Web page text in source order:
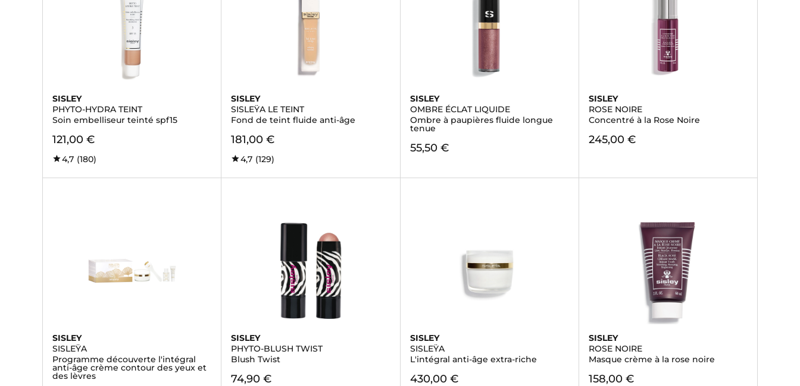
SISLEY
PHYTO-HYDRA TEINT
Soin embelliseur teinté spf15
121,00 €
4,7 (180)
SISLEY
SISLEŸA LE TEINT
Fond de teint fluide anti-âge
181,00 €
4,7 (129)
SISLEY
OMBRE ÉCLAT LIQUIDE
Ombre à paupières fluide longue
tenue
55,50 €
SISLEY
ROSE NOIRE
Concentré à la Rose Noire
245,00 €
SISLEY
SISLEŸA
Programme découverte l'intégral
anti-âge crème contour des yeux et
des lèvres
SISLEY
PHYTO-BLUSH TWIST
Blush Twist
74,90 €
SISLEY
SISLEŸA
L'intégral anti-âge extra-riche
430,00 €
SISLEY
ROSE NOIRE
Masque crème à la rose noire
158,00 €